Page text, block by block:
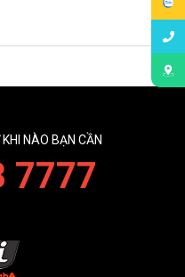
NÀO BẠN CẦN
7777